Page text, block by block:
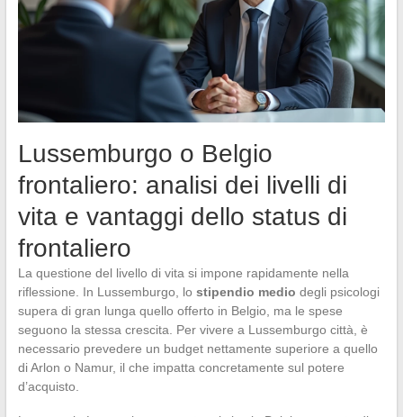
Lussemburgo o Belgio
frontaliero: analisi dei livelli di
vita e vantaggi dello status di
frontaliero
La questione del livello di vita si impone rapidamente nella
riflessione. In Lussemburgo, lo stipendio medio degli psicologi
supera di gran lunga quello offerto in Belgio, ma le spese
seguono la stessa crescita. Per vivere a Lussemburgo città, è
necessario prevedere un budget nettamente superiore a quello
di Arlon o Namur, il che impatta concretamente sul potere
d’acquisto.